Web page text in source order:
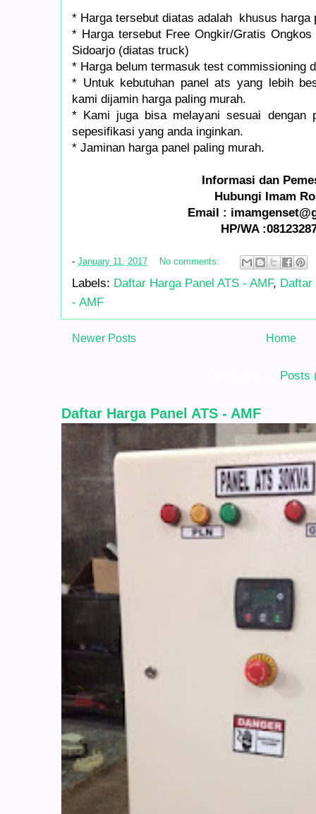
* Harga tersebut diatas adalah khusus harga
* Harga tersebut Free Ongkir/Gratis
Sidoarjo (diatas truck)
* Harga belum termasuk test commissioning
* Untuk kebutuhan panel ats yang lebih
kami dijamin harga paling murah.
* Kami juga bisa melayani sesuai dengan
sepesifikasi yang anda inginkan.
* Jaminan harga panel paling murah.
Informasi dan
Hubungi Imam
Email :
HP/WA
- January 11, 2017 No comments:
Labels: Daftar Harga Panel ATS - AMF, Daftar
- AMF
Newer Posts Home
Posts
Daftar Harga Panel ATS - AMF